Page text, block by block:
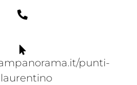
punti-